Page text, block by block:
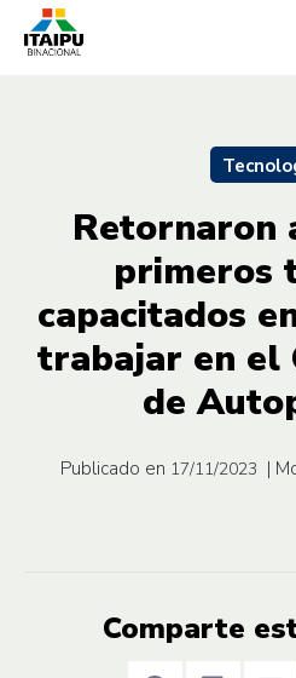
Retornaron
primeros
capacitados
trabajar en el
de
Publicado en 17/11/2023 |
Comparte